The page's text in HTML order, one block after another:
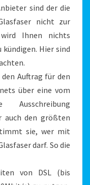
sind der die
nicht zur
Ihnen nichts
Hier sind
Auftrag für den
über eine vom
Ausschreibung
auch den größten
sie, wer mit
darf. So die
von DSL (bis